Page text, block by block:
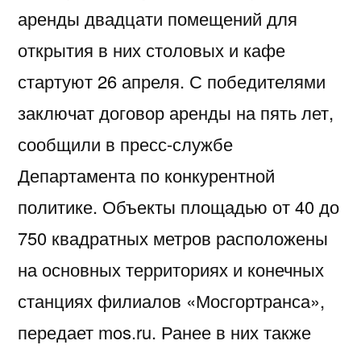
аренды двадцати помещений для
открытия в них столовых и кафе
стартуют 26 апреля. С победителями
заключат договор аренды на пять лет,
сообщили в пресс-службе
Департамента по конкурентной
политике. Объекты площадью от 40 до
750 квадратных метров расположены
на основных территориях и конечных
станциях филиалов «Мосгортранса»,
передает mos.ru. Ранее в них также